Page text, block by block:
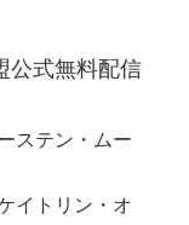
公式無料配信
ステン・ムー
トリン・オ